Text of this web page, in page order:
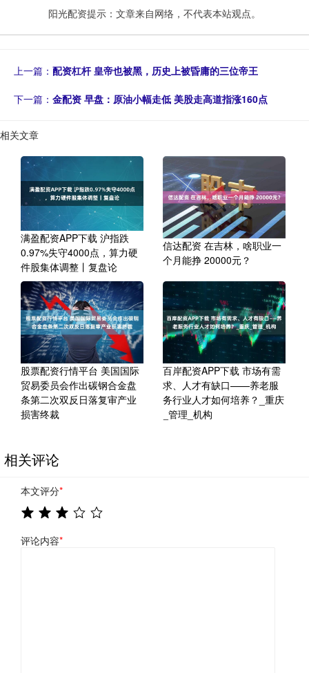
阳光配资提示：文章来自网络，不代表本站观点。
上一篇： 配资杠杆 皇帝也被黑，历史上被昏庸的三位帝王
下一篇： 金配资 早盘：原油小幅走低 美股走高道指涨160点
相关文章
满盈配资APP下载 沪指跌
0.97%失守4000点，算力硬
件股集体调整丨复盘论
信达配资 在吉林，啥职业一
个月能挣 20000元？
股票配资行情平台 美国国际
贸易委员会作出碳钢合金盘
条第二次双反日落复审产业
损害终裁
百岸配资APP下载 市场有需
求、人才有缺口——养老服
务行业人才如何培养？_重庆
_管理_机构
相关评论
本文评分*
评论内容*